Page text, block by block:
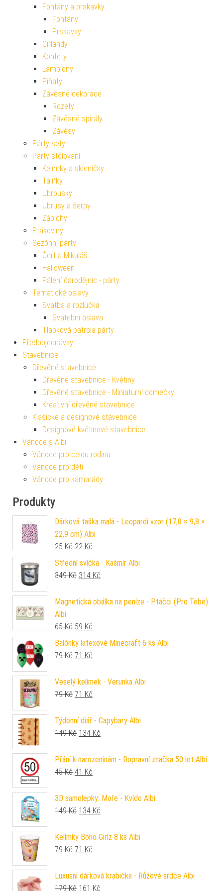
Fontány a prskavky
Fontány
Prskavky
Girlandy
Konfety
Lampiony
Piňaty
Závěsné dekorace
Rozety
Závěsné spirály
Závěsy
Párty sety
Párty stolování
Kelímky a skleničky
Talířky
Ubrousky
Ubrusy a šerpy
Zápichy
Ptákoviny
Sezónní párty
Čert a Mikuláš
Halloween
Pálení čarodějnic - párty
Tematické oslavy
Svatba a rozlučka
Svatební oslava
Tlapková patrola párty
Předobjednávky
Stavebnice
Dřevěné stavebnice
Dřevěné stavebnice - Květiny
Dřevěné stavebnice - Miniaturní domečky
Kreativní dřevěné stavebnice
Klasické a designové stavebnice
Designové květinové stavebnice
Vánoce s Albi
Vánoce pro celou rodinu
Vánoce pro děti
Vánoce pro kamarády
Produkty
Dárková taška malá - Leopardí vzor (17,8 × 9,8 ×
22,9 cm) Albi
25Kč Původní cena byla: 25 Kč.
22 Kč
Střední svíčka - Kašmír Albi
349Kč Původní cena byla: 349 Kč.
314 Kč
Magnetická obálka na peníze - Ptáčci (Pro Tebe)
Albi
65Kč Původní cena byla: 65 Kč.
59 Kč
Balónky latexové Minecraft 6 ks Albi
79Kč Původní cena byla: 79 Kč.
71 Kč
Veselý kelímek - Verunka Albi
79Kč Původní cena byla: 79 Kč.
71 Kč
Týdenní diář - Capybary Albi
149Kč Původní cena byla: 149 Kč.
134 Kč
Přání k narozeninám - Dopravní značka 50 let Albi
45Kč Původní cena byla: 45 Kč.
41 Kč
3D samolepky: Moře - Kvído Albi
149Kč Původní cena byla: 149 Kč.
134 Kč
Kelímky Boho Girlz 8 ks Albi
79Kč Původní cena byla: 79 Kč.
71 Kč
Luxusní dárková krabička - Růžové srdce Albi
179Kč Původní cena byla: 179 Kč.
161 Kč